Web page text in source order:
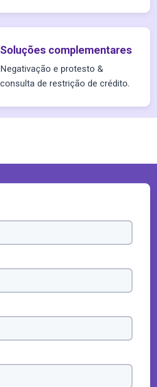
Soluções complementares
Negativação e protesto &
consulta de restrição de crédito.